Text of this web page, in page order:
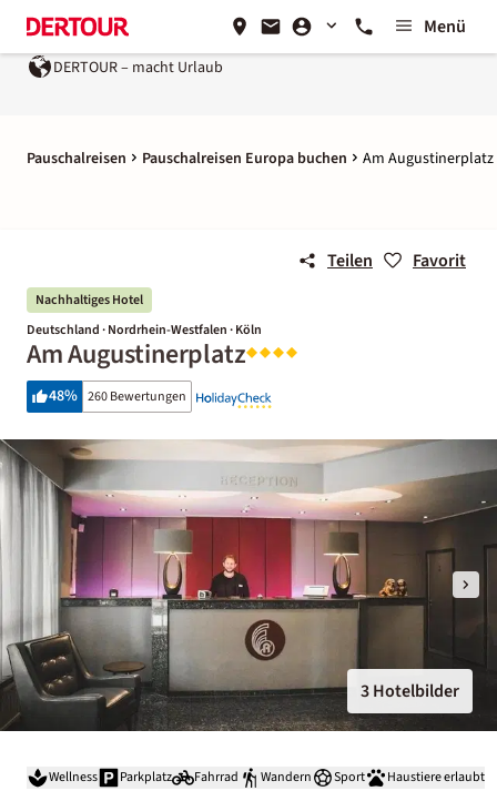
Menü
DERTOUR – macht Urlaub
Pauschalreisen Pauschalreisen Europa buchen Am Augustinerplatz
Teilen Favorit
Nachhaltiges Hotel
Deutschland · Nordrhein-Westfalen · Köln
Am Augustinerplatz
48% 260 Bewertungen
3 Hotelbilder
Wellness Parkplatz Fahrrad Wandern Sport Haustiere erlaubt